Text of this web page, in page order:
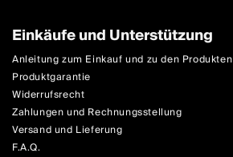
Einkäufe und Unterstützung
Anleitung zum Einkauf und zu den Produkten
Produktgarantie
Widerrufsrecht
Zahlungen und Rechnungsstellung
Versand und Lieferung
F.A.Q.